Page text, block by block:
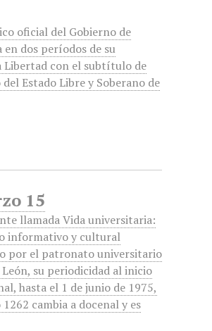
oficial del Gobierno de
dos períodos de su
Libertad con el subtítulo de
Estado Libre y Soberano de
15
llamada Vida universitaria:
informativo y cultural
por el patronato universitario
León, su periodicidad al inicio
hasta el 1 de junio de 1975,
cambia a docenal y es